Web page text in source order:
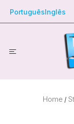
PortuguêsInglês
Home /